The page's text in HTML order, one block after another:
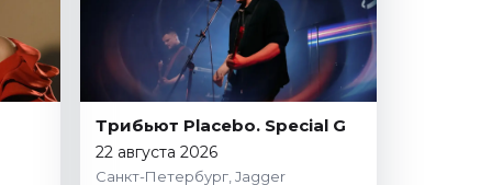
Трибьют Placebo. Special G
22 августа 2026
Санкт-Петербург, Jagger